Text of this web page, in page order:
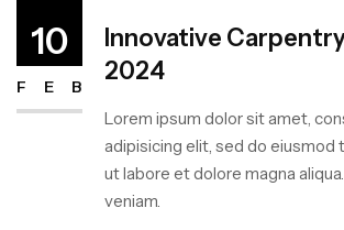
Innovative
2024
Lorem ipsum dolor sit amet,
adipisicing elit, sed do eiusmod
ut labore et dolore magna
veniam.
10
FEB